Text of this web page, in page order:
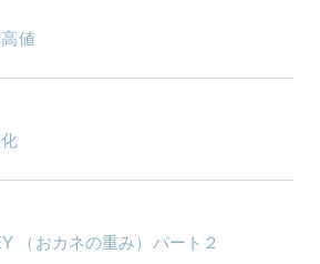
値
（おカネの重み）パート２